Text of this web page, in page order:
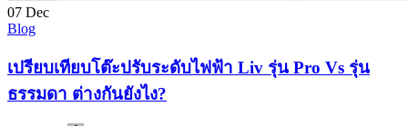
07 Dec
Blog
เปรียบเทียบโต๊ะปรับระดับไฟฟ้า Liv รุ่น Pro Vs รุ่น
ธรรมดา ต่างกันยังไง?